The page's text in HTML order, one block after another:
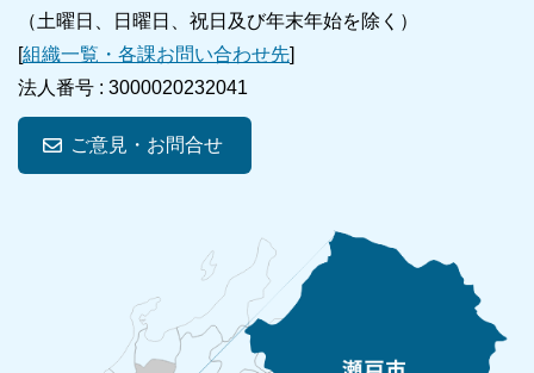
（土曜日、日曜日、祝日及び年末年始を除く）
[組織一覧・各課お問い合わせ先]
法人番号 : 3000020232041
ご意見・お問合せ